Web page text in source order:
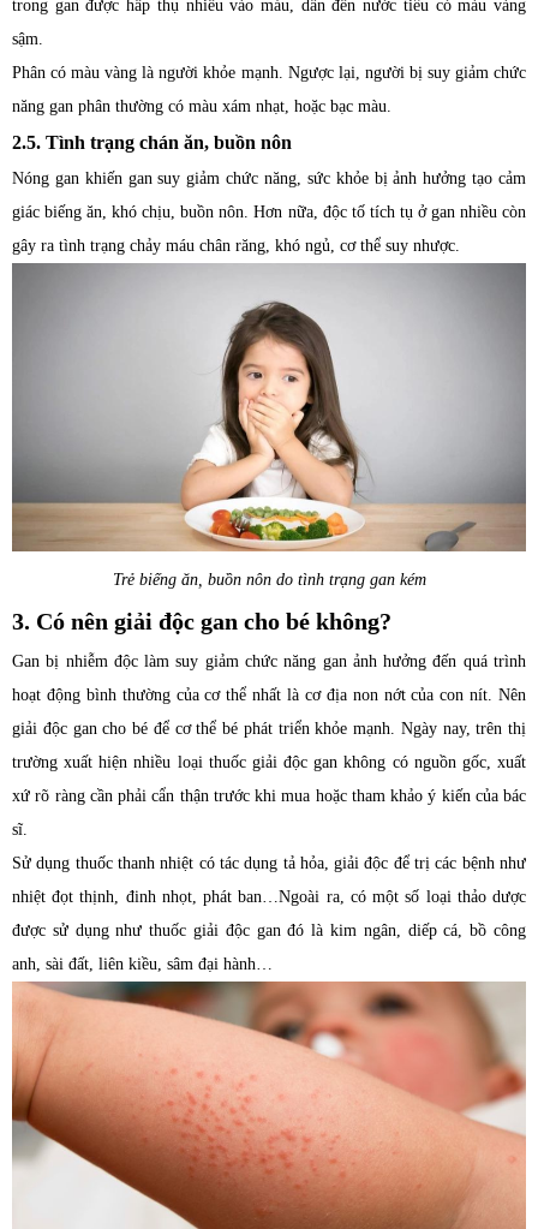
trong gan được hấp thụ nhiều vào máu, dẫn đến nước tiểu có màu vàng
sậm.
Phân có màu vàng là người khỏe mạnh. Ngược lại, người bị suy giảm chức
năng gan phân thường có màu xám nhạt, hoặc bạc màu.
2.5. Tình trạng chán ăn, buồn nôn
Nóng gan khiến gan suy giảm chức năng, sức khỏe bị ảnh hưởng tạo cảm
giác biếng ăn, khó chịu, buồn nôn. Hơn nữa, độc tố tích tụ ở gan nhiều còn
gây ra tình trạng chảy máu chân răng, khó ngủ, cơ thể suy nhược.
Trẻ biếng ăn, buồn nôn do tình trạng gan kém
3. Có nên giải độc gan cho bé không?
Gan bị nhiễm độc làm suy giảm chức năng gan ảnh hưởng đến quá trình
hoạt động bình thường của cơ thể nhất là cơ địa non nớt của con nít. Nên
giải độc gan cho bé để cơ thể bé phát triển khỏe mạnh. Ngày nay, trên thị
trường xuất hiện nhiều loại thuốc giải độc gan không có nguồn gốc, xuất
xứ rõ ràng cần phải cẩn thận trước khi mua hoặc tham khảo ý kiến của bác
sĩ.
Sử dụng thuốc thanh nhiệt có tác dụng tả hỏa, giải độc để trị các bệnh như
nhiệt đọt thịnh, đinh nhọt, phát ban…Ngoài ra, có một số loại thảo dược
được sử dụng như thuốc giải độc gan đó là kim ngân, diếp cá, bồ công
anh, sài đất, liên kiều, sâm đại hành…